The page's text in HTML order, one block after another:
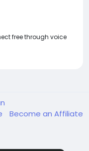
free through voice
Become an Affiliate